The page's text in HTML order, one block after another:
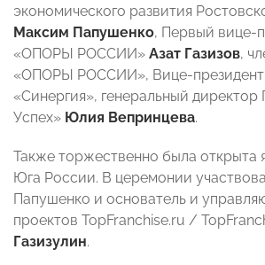
экономического развития
Максим Папушенко, Первый вице-
«ОПОРЫ РОССИИ» Азат Газизов,
«ОПОРЫ РОССИИ», Вице-
«Синергия», генеральный
Успех» Юлия Вепринцева.
Также торжественно была открыта
Юга России. В церемонии
Папушенко и основатель и
проектов TopFranchise.ru /
Газизулин.